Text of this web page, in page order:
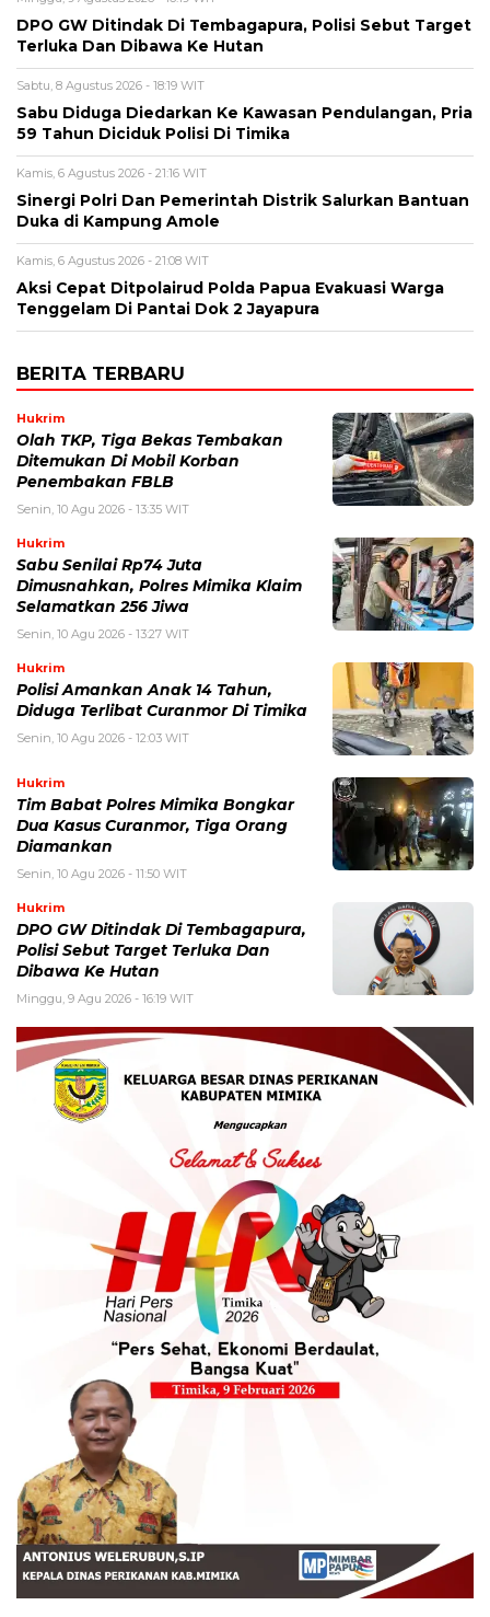
DPO GW Ditindak Di Tembagapura, Polisi Sebut Target
Terluka Dan Dibawa Ke Hutan
Sabtu, 8 Agustus 2026 - 18:19 WIT
Sabu Diduga Diedarkan Ke Kawasan Pendulangan, Pria
59 Tahun Diciduk Polisi Di Timika
Kamis, 6 Agustus 2026 - 21:16 WIT
Sinergi Polri Dan Pemerintah Distrik Salurkan Bantuan
Duka di Kampung Amole
Kamis, 6 Agustus 2026 - 21:08 WIT
Aksi Cepat Ditpolairud Polda Papua Evakuasi Warga
Tenggelam Di Pantai Dok 2 Jayapura
BERITA TERBARU
Hukrim
Olah TKP, Tiga Bekas Tembakan
Ditemukan Di Mobil Korban
Penembakan FBLB
Senin, 10 Agu 2026 - 13:35 WIT
Hukrim
Sabu Senilai Rp74 Juta
Dimusnahkan, Polres Mimika Klaim
Selamatkan 256 Jiwa
Senin, 10 Agu 2026 - 13:27 WIT
Hukrim
Polisi Amankan Anak 14 Tahun,
Diduga Terlibat Curanmor Di Timika
Senin, 10 Agu 2026 - 12:03 WIT
Hukrim
Tim Babat Polres Mimika Bongkar
Dua Kasus Curanmor, Tiga Orang
Diamankan
Senin, 10 Agu 2026 - 11:50 WIT
Hukrim
DPO GW Ditindak Di Tembagapura,
Polisi Sebut Target Terluka Dan
Dibawa Ke Hutan
Minggu, 9 Agu 2026 - 16:19 WIT